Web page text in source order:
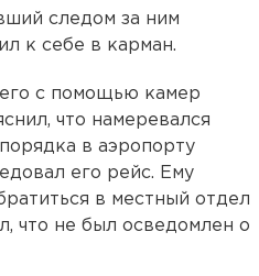
следом за ним
к себе в карман.
с помощью камер
что намеревался
в аэропорту
его рейс. Ему
в местный отдел
что не был осведомлен о